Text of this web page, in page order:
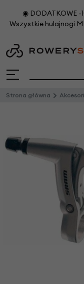
◉ DODATKOWE -
Wszystkie hulajnogi
Strona główna